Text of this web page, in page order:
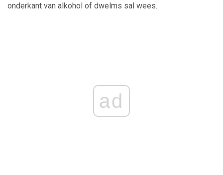
onderkant van alkohol of dwelms sal wees.
ad